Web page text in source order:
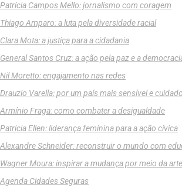
Patrícia Campos Mello: jornalismo com coragem
Thiago Amparo: a luta pela diversidade racial
Clara Mota: a justiça para a cidadania
General Santos Cruz: a ação pela paz e a
Nil Moretto: engajamento nas redes
Drauzio Varella: por um país mais sensível e
Armínio Fraga: como combater a desigualdade
Patricia Ellen: liderança feminina para a ação cívica
Alexandre Schneider: reconstruir o mundo com
Wagner Moura: inspirar a mudança por meio da arte
Agenda Cidades Seguras